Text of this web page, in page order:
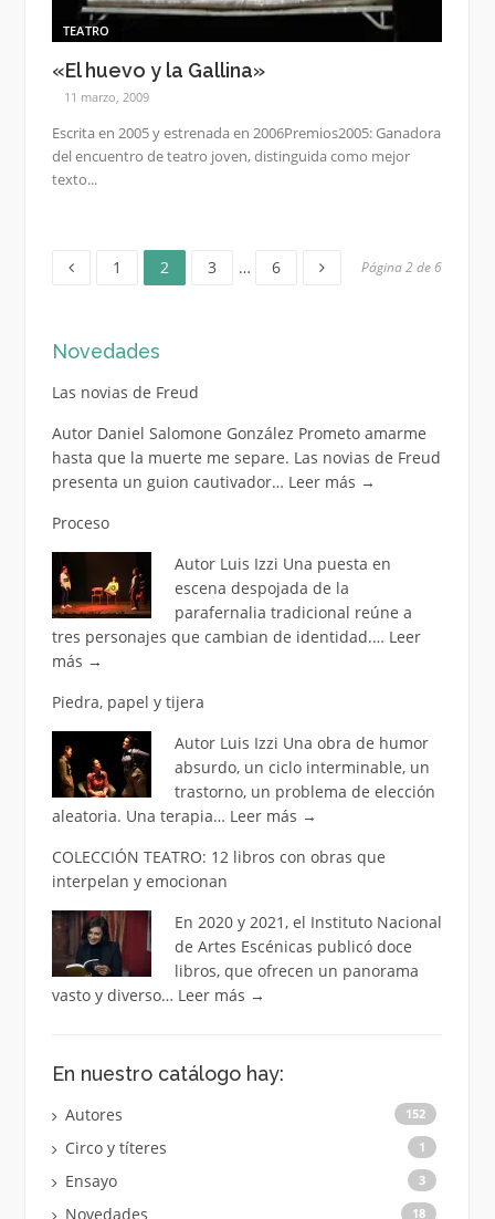
TEATRO
«El huevo y la Gallina»
11 marzo, 2009
Escrita en 2005 y estrenada en 2006Premios2005: Ganadora
del encuentro de teatro joven, distinguida como mejor
texto...
Paginación
entradas
Página
1 Página
2 Página
3 … Página
6 Página 2 de 6
Novedades
Las novias de Freud
Autor Daniel Salomone González Prometo amarme
hasta que la muerte me separe. Las novias de Freud
presenta un guion cautivador… Leer más →
Proceso
Autor Luis Izzi Una puesta en
escena despojada de la
parafernalia tradicional reúne a
tres personajes que cambian de identidad.… Leer
más →
Piedra, papel y tijera
Autor Luis Izzi Una obra de humor
absurdo, un ciclo interminable, un
trastorno, un problema de elección
aleatoria. Una terapia… Leer más →
COLECCIÓN TEATRO: 12 libros con obras que
interpelan y emocionan
En 2020 y 2021, el Instituto Nacional
de Artes Escénicas publicó doce
libros, que ofrecen un panorama
vasto y diverso… Leer más →
En nuestro catálogo hay:
Autores 152
Circo y títeres 1
Ensayo 3
Novedades 18